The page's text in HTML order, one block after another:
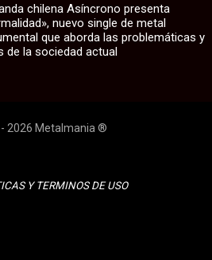
chilena Asíncrono presenta
nuevo single de metal
que aborda las problemáticas y
de la sociedad actual
2026 Metalmania ®
Y TERMINOS DE USO